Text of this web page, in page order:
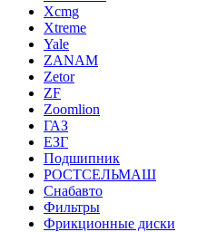
Xcmg
Xtreme
Yale
ZANAM
Zetor
ZF
Zoomlion
ГАЗ
ЕЗГ
Подшипник
РОСТСЕЛЬМАШ
Снабавто
Фильтры
Фрикционные диски